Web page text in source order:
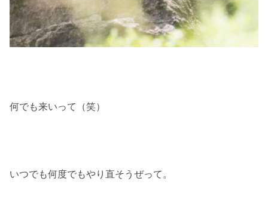
何でも来いって（笑）
いつでも何度でもやり直そうぜって。